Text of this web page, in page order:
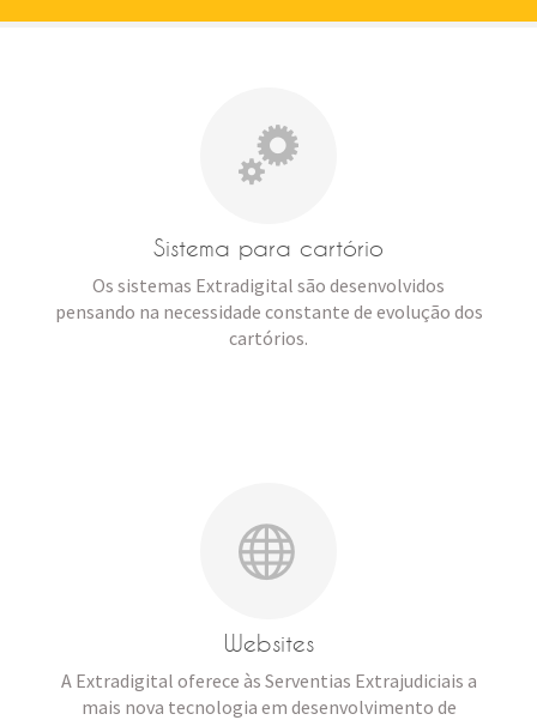
Sistema para cartório
Os sistemas Extradigital são desenvolvidos
pensando na necessidade constante de evolução dos
cartórios.
Websites
A Extradigital oferece às Serventias Extrajudiciais a
mais nova tecnologia em desenvolvimento de